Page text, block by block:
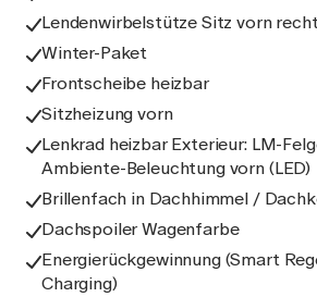
Lendenwirbelstütze Sitz vorn
Winter-Paket
Frontscheibe heizbar
Sitzheizung vorn
Lenkrad heizbar Exterieur: LM-
Ambiente-Beleuchtung vorn (LED)
Brillenfach in Dachhimmel /
Dachspoiler Wagenfarbe
Energierückgewinnung (Smart
Charging)